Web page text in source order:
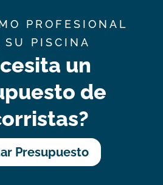
PROFESIONAL
SU PISCINA
un
de
Presupuesto